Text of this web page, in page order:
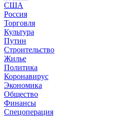
США
Россия
Торговля
Культура
Путин
Строительство
Жилье
Политика
Коронавирус
Экономика
Общество
Финансы
Спецоперация